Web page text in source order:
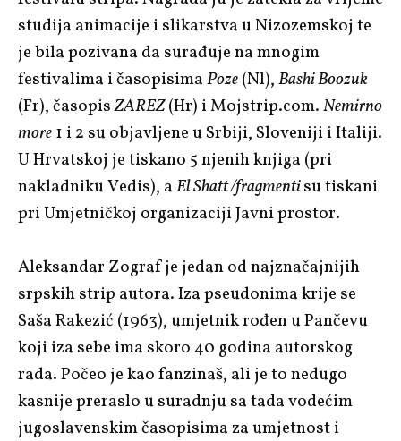
studija animacije i slikarstva u Nizozemskoj te
je bila pozivana da surađuje na mnogim
festivalima i časopisimaPoze(Nl),Bashi Boozuk
(Fr), časopisZAREZ(Hr) i Mojstrip.com.Nemirno
more1 i 2 su objavljene u Srbiji, Sloveniji i Italiji.
U Hrvatskoj je tiskano 5 njenih knjiga (pri
nakladniku Vedis), aEl Shatt /fragmentisu tiskani
pri Umjetničkoj organizaciji Javni prostor.
Aleksandar Zograf je jedan od najznačajnijih
srpskih strip autora. Iza pseudonima krije se
Saša Rakezić (1963), umjetnik rođen u Pančevu
koji iza sebe ima skoro 40 godina autorskog
rada. Počeo je kao fanzinaš, ali je to nedugo
kasnije preraslo u suradnju sa tada vodećim
jugoslavenskim časopisima za umjetnost i